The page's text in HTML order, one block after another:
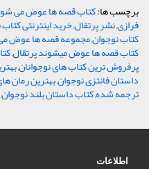
برچسب ها:کتاب قصه ها عوض می
فرازی,نشر پرتقال,خرید اینترنتی
کتاب نوجوان,مجموعه قصه ها عوض
کتاب قصه ها عوض میشوند پرتقال,
پرفروش ترین کتاب های نوجوانان,
داستان فانتزی نوجوان,بهترین رمان
ترجمه شده,کتاب داستان بلند نوجوان,
اطلاعات